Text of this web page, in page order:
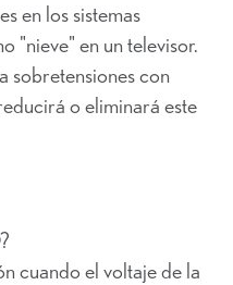
en los sistemas
"nieve" en un televisor.
sobretensiones con
o eliminará este
cuando el voltaje de la